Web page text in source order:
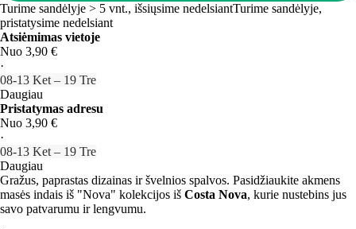
Turime sandėlyje > 5 vnt., išsiųsime nedelsiantTurime sandėlyje,
pristatysime nedelsiant
Atsiėmimas vietoje
Nuo 3,90 €
·
08‑13 Ket – 19 Tre
Daugiau
Pristatymas adresu
Nuo 3,90 €
·
08‑13 Ket – 19 Tre
Daugiau
Gražus, paprastas dizainas ir švelnios spalvos. Pasidžiaukite akmens
masės indais iš "Nova" kolekcijos iš Costa Nova, kurie nustebins jus
savo patvarumu ir lengvumu.